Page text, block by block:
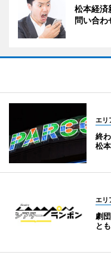
松本経
問い合わ
エリ
終
松
エリ
劇
と